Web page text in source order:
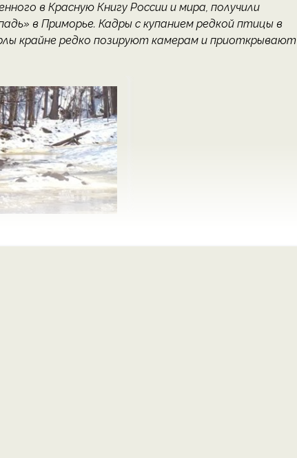
в Красную Книгу России и мира, получили
в Приморье. Кадры с купанием редкой птицы в
крайне редко позируют камерам и приоткрывают